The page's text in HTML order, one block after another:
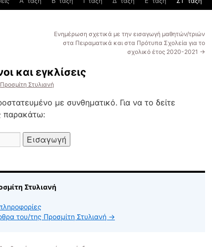
Ενημέρωση σχετικά με την εισαγωγή μαθητών/τριών
στα Πειραματικά και στα Πρότυπα Σχολεία για το
σχολικό έτος 2020-2021 →
και εγκλίσεις
Προσμίτη Στυλιανή
με συνθηματικό. Για να το δείτε
παρακάτω:
Στυλιανή
του/της Προσμίτη Στυλιανή →